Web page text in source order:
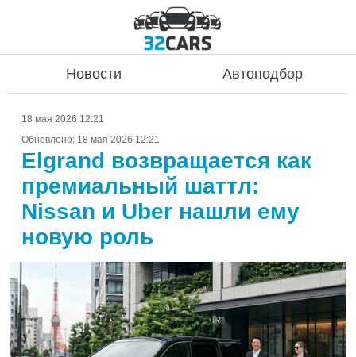
Новости Автоподбор
18 мая 2026 12:21
Обновлено: 18 мая 2026 12:21
Elgrand возвращается как
премиальный шаттл:
Nissan и Uber нашли ему
новую роль